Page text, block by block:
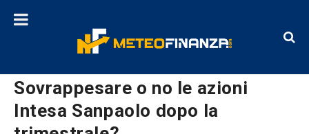
Sovrappesare o no le azioni
Intesa Sanpaolo dopo la